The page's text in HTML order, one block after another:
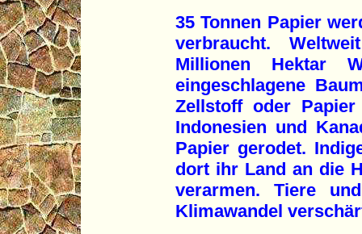
35 Tonnen Papier
verbraucht.
Millionen Hektar
eingeschlagene
Zellstoff oder
Indonesien und
Papier gerodet.
dort ihr Land an die
verarmen. Tiere
Klimawandel